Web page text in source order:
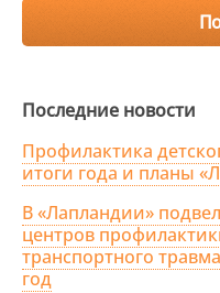
Последние новости
Профилактика
итоги года и планы
В «Лапландии»
центров
транспортного
год